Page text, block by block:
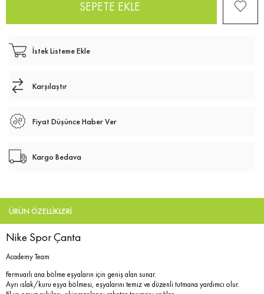
İstek Listeme Ekle
Karşılaştır
Fiyat Düşünce Haber Ver
Kargo Bedava
ÜRÜN ÖZELLIKLERI
Nike Spor Çanta
Academy Team
Fermuarlı ana bölme eşyaların için geniş alan sunar.
Ayrı ıslak/kuru eşya bölmesi, eşyalarını temiz ve düzenli tutmana yardımcı olur.